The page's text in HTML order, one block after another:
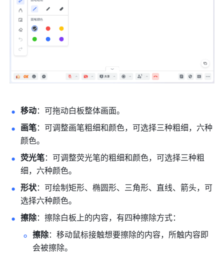
移动：可拖动白板整体画面。
画笔：可调整画笔粗细和颜色，可选择三种粗细，六种
颜色。
荧光笔：可调整荧光笔的粗细和颜色，可选择三种粗
细，六种颜色。
形状：可绘制矩形、椭圆形、三角形、直线、箭头，可
选择六种颜色。
擦除：擦除白板上的内容，有四种擦除方式：
擦除：移动鼠标接触想要擦除的内容，所触内容即
会被擦除。